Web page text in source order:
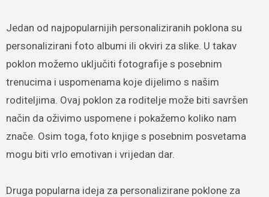
Jedan od najpopularnijih personaliziranih poklona su
personalizirani foto albumi ili okviri za slike. U takav
poklon možemo uključiti fotografije s posebnim
trenucima i uspomenama koje dijelimo s našim
roditeljima. Ovaj poklon za roditelje može biti savršen
način da oživimo uspomene i pokažemo koliko nam
znače. Osim toga, foto knjige s posebnim posvetama
mogu biti vrlo emotivan i vrijedan dar.
Druga popularna ideja za personalizirane poklone za